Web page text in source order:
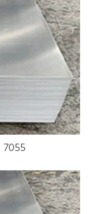
7055 لوحة الألومنيوم الفضائية